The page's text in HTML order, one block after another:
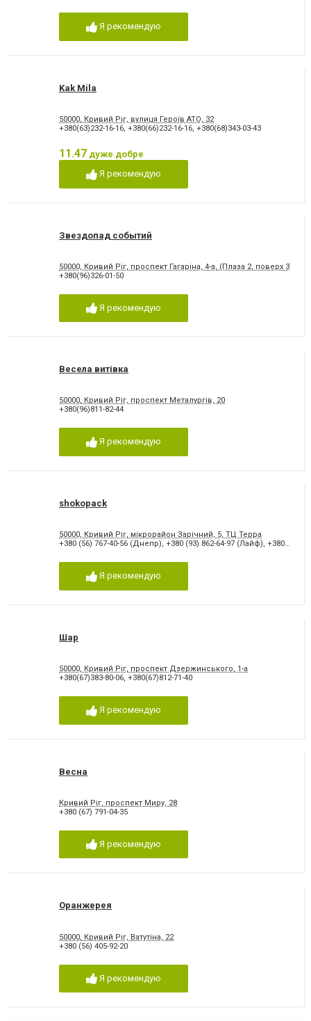
Я рекомендую
Kak Mila
50000, Кривий Ріг, вулиця Героїв АТО, 32
+380(63)232-16-16, +380(66)232-16-16, +380(68)343-03-43
11.47 дуже добре
Я рекомендую
Звездопад событий
50000, Кривий Ріг, проспект Гагаріна, 4-а, (Плаза 2, поверх 3)
+380(96)326-01-50
Я рекомендую
Весела витівка
50000, Кривий Ріг, проспект Металургів, 20
+380(96)811-82-44
Я рекомендую
shokopack
50000, Кривий Ріг, мікрорайон Зарічний, 5, ТЦ Терра
+380 (56) 767-40-56 (Днепр), +380 (93) 862-64-97 (Лайф), +380 (99) 645-05-62 (МТС)
Я рекомендую
Шар
50000, Кривий Ріг, проспект Дзержинського, 1-а
+380(67)383-80-06, +380(67)812-71-40
Я рекомендую
Весна
Кривий Ріг, проспект Миру, 28
+380 (67) 791-04-35
Я рекомендую
Оранжерея
50000, Кривий Ріг, Ватутіна, 22
+380 (56) 405-92-20
Я рекомендую